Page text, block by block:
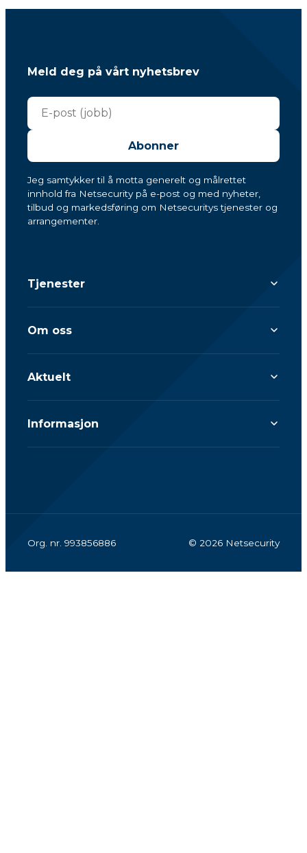
Meld deg på vårt nyhetsbrev
Abonner
Jeg samtykker til å motta generelt og målrettet
innhold fra Netsecurity på e-post og med nyheter,
tilbud og markedsføring om Netsecuritys tjenester og
arrangementer.
Tjenester
Om oss
Aktuelt
Informasjon
Org. nr. 993856886 © 2026 Netsecurity